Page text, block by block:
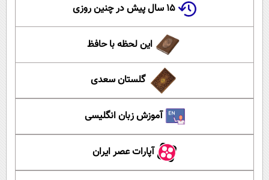
۱۵ سال پیش در چنین روزی
این لحظه با حافظ
گلستان سعدی
آموزش زبان انگلیسی
آپارات عصر ایران